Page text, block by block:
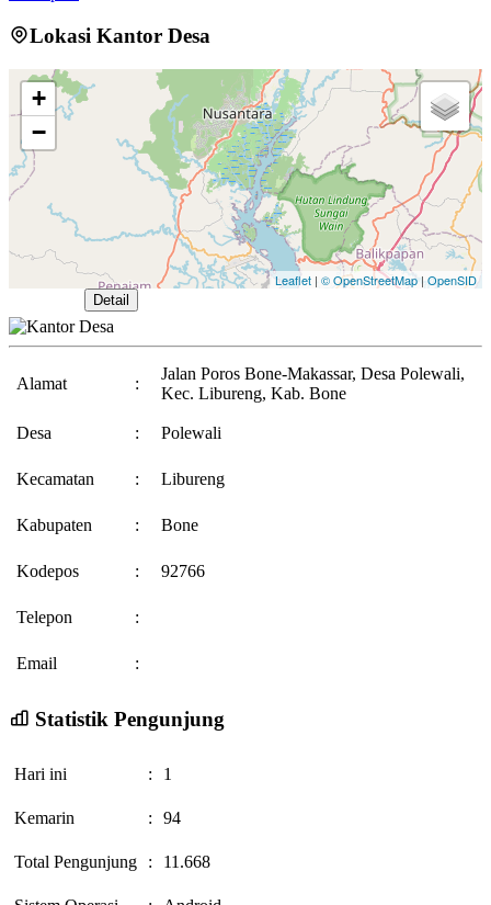
Bersihkan Jalan dan Saluran Air di Desa Polewali
Monitoring dan Evaluasi Realisasi APBDesa semester Kedua Tahun
2025
30 Januari 2026
Lokasi Kantor Desa
+
−
Leaflet | © OpenStreetMap | OpenSID
Detail
Alamat :
Jalan Poros Bone-Makassar, Desa Polewali,
Kec. Libureng, Kab. Bone
Desa : Polewali
Kecamatan : Libureng
Kabupaten : Bone
Kodepos : 92766
Telepon :
Email :
Statistik Pengunjung
Hari ini : 1
Kemarin : 94
Total Pengunjung : 11.668